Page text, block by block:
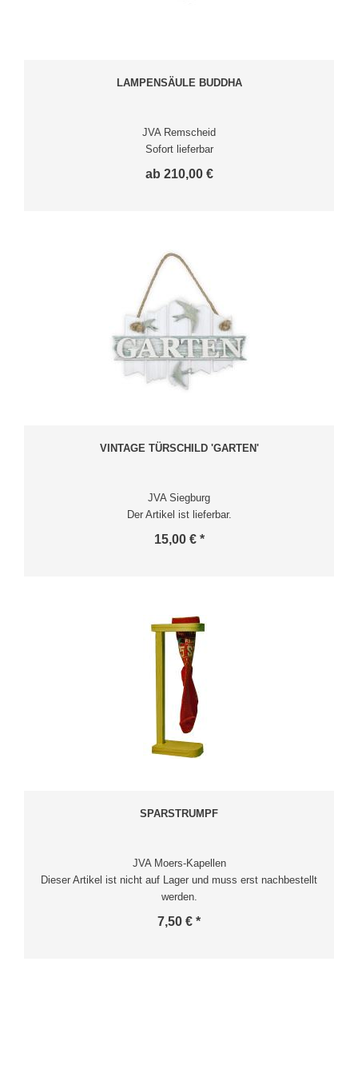
LAMPENSÄULE BUDDHA
JVA Remscheid
Sofort lieferbar
ab 210,00 €
VINTAGE TÜRSCHILD 'GARTEN'
JVA Siegburg
Der Artikel ist lieferbar.
15,00 € *
SPARSTRUMPF
JVA Moers-Kapellen
Dieser Artikel ist nicht auf Lager und muss erst nachbestellt
werden.
7,50 € *